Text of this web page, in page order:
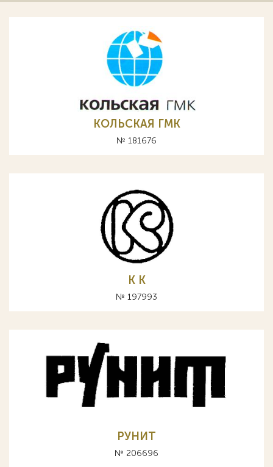
КОЛЬСКАЯ ГМК
№ 181676
К K
№ 197993
РУНИТ
№ 206696